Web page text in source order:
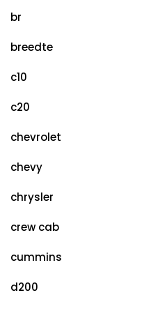
br
breedte
c10
c20
chevrolet
chevy
chrysler
crew cab
cummins
d200